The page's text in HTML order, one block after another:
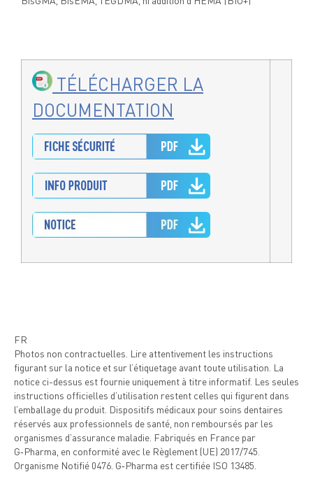
TÉLÉCHARGER LA
DOCUMENTATION
FR
Photos non contractuelles. Lire attentivement les instructions
figurant sur la notice et sur l’étiquetage avant toute utilisation. La
notice ci-dessus est fournie uniquement à titre informatif. Les seules
instructions officielles d’utilisation restent celles qui figurent dans
l’emballage du produit. Dispositifs médicaux pour soins dentaires
réservés aux professionnels de santé, non remboursés par les
organismes d’assurance maladie. Fabriqués en France par
G‑Pharma, en conformité avec le Règlement (UE) 2017/745.
Organisme Notifié 0476. G‑Pharma est certifiée ISO 13485.